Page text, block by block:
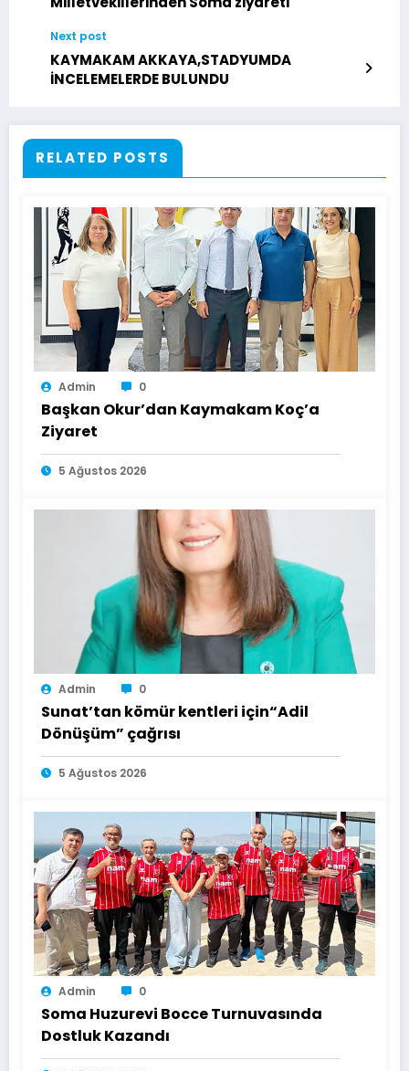
Next post
KAYMAKAM AKKAYA,STADYUMDA
İNCELEMELERDE BULUNDU
RELATED POSTS
Admin 0
Başkan Okur’dan Kaymakam Koç’a
Ziyaret
5 Ağustos 2026
Admin 0
Sunat’tan kömür kentleri için“Adil
Dönüşüm” çağrısı
5 Ağustos 2026
Admin 0
Soma Huzurevi Bocce Turnuvasında
Dostluk Kazandı